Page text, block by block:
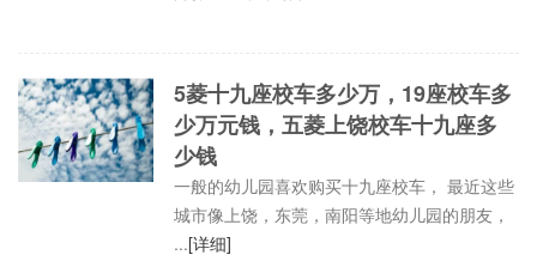
5菱十九座校车多少万，19座校车多
少万元钱，五菱上饶校车十九座多
少钱
一般的幼儿园喜欢购买十九座校车， 最近这些
城市像上饶，东莞，南阳等地幼儿园的朋友，
...[详细]